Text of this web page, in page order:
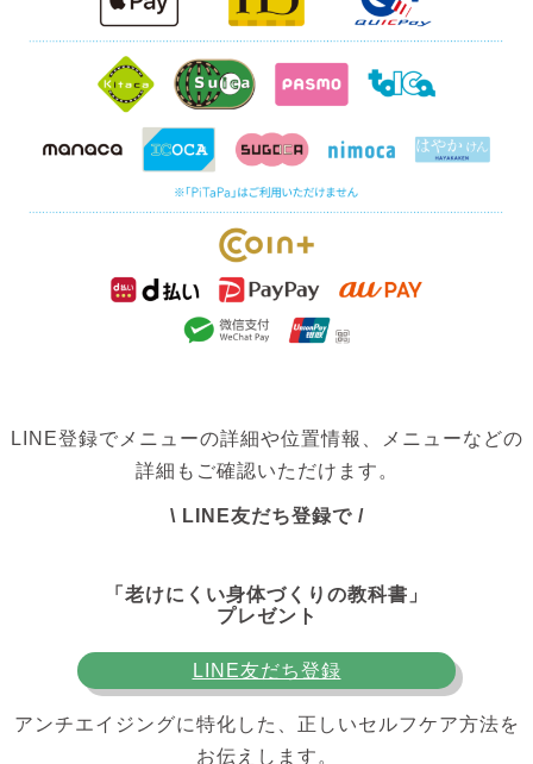
LINE登録でメニューの詳細や位置情報、メニューなどの
詳細もご確認いただけます。
\ LINE友だち登録で /
「老けにくい身体づくりの教科書」
プレゼント
LINE友だち登録
アンチエイジングに特化した、正しいセルフケア方法を
お伝えします。